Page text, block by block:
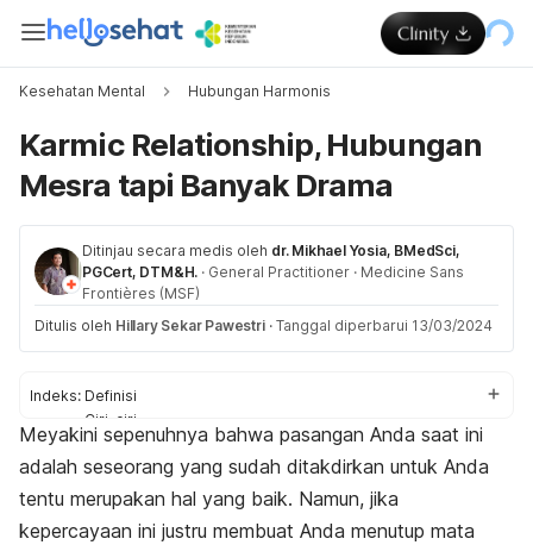
Kesehatan Mental Hubungan Harmonis
Karmic Relationship, Hubungan
Mesra tapi Banyak Drama
Ditinjau secara medis oleh dr. Mikhael Yosia, BMedSci,
PGCert, DTM&H. · General Practitioner · Medicine Sans
Frontières (MSF)
Ditulis oleh Hillary Sekar Pawestri · Tanggal diperbarui 13/03/2024
Indeks: Definisi
Ciri-ciri
Cara mengatasi
Meyakini sepenuhnya bahwa pasangan Anda saat ini
adalah seseorang yang sudah ditakdirkan untuk Anda
tentu merupakan hal yang baik. Namun, jika
kepercayaan ini justru membuat Anda menutup mata